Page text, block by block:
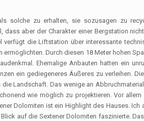
solche zu erhalten, sie sozusagen zu
dass aber der Charakter einer Bergstation
verfügt die Liftstation über interessante
Durch diesen 18 Meter hohen
Ehemalige Anbauten hatten ein
ein gediegeneres Äußeres zu verleihen.
Landschaft. Das wenige an
wie möglich zu projektieren. Vor
Dolomiten ist ein Highlight des Hauses. Ich
auf die Sextener Dolomiten faszinierte.